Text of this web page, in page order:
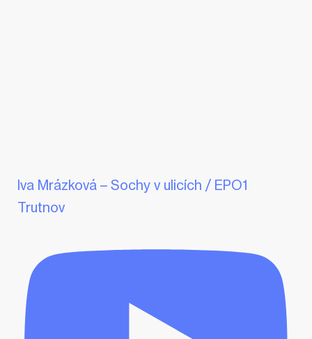
Iva Mrázková – Sochy v ulicích / EPO1
Trutnov